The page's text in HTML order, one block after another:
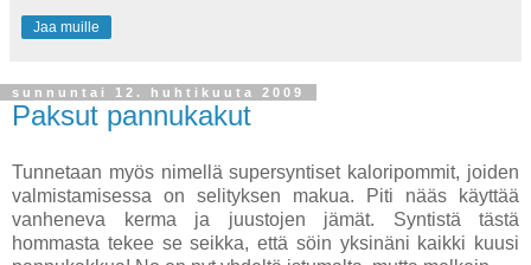
Jaa muille
sunnuntai 12. huhtikuuta 2009
Paksut pannukakut
Tunnetaan myös nimellä supersyntiset kaloripommit, joiden
valmistamisessa on selityksen makua. Piti nääs käyttää
vanheneva kerma ja juustojen jämät. Syntistä tästä
hommasta tekee se seikka, että söin yksinäni kaikki kuusi